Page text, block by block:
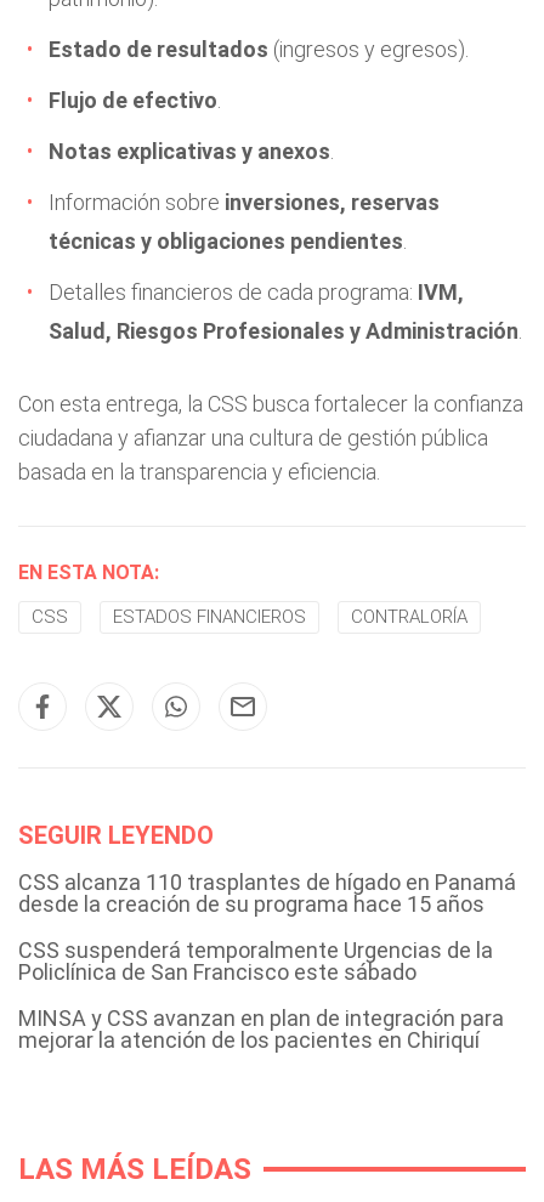
Estado de resultados (ingresos y egresos).
Flujo de efectivo
Notas explicativas y anexos
Información sobre inversiones, reservas
técnicas y obligaciones pendientes
Detalles financieros de cada programa: IVM,
Salud, Riesgos Profesionales y Administración
Con esta entrega, la CSS busca fortalecer la confianza
ciudadana y afianzar una cultura de gestión pública
basada en la transparencia y eficiencia.
EN ESTA NOTA:
CSS ESTADOS FINANCIEROS CONTRALORÍA
SEGUIR LEYENDO
CSS alcanza 110 trasplantes de hígado en Panamá
desde la creación de su programa hace 15 años
CSS suspenderá temporalmente Urgencias de la
Policlínica de San Francisco este sábado
MINSA y CSS avanzan en plan de integración para
mejorar la atención de los pacientes en Chiriquí
LAS MÁS LEÍDAS